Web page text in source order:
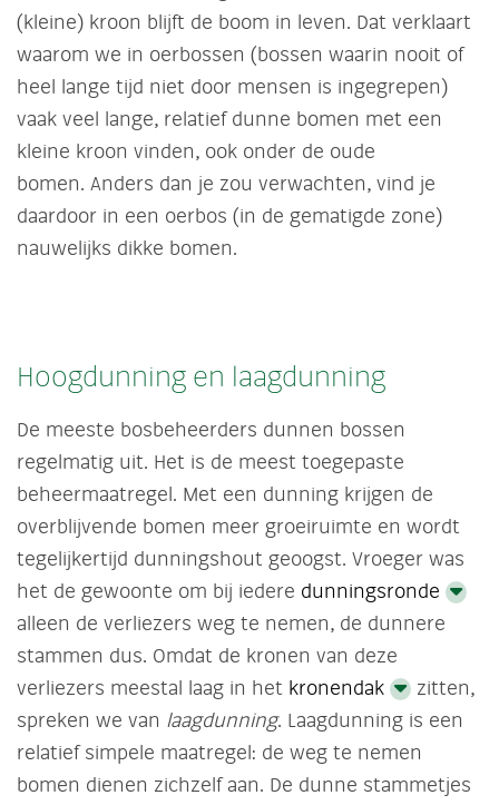
(kleine) kroon blijft de boom in leven. Dat verklaart
waarom we in oerbossen (bossen waarin nooit of
heel lange tijd niet door mensen is ingegrepen)
vaak veel lange, relatief dunne bomen met een
kleine kroon vinden, ook onder de oude
bomen. Anders dan je zou verwachten, vind je
daardoor in een oerbos (in de gematigde zone)
nauwelijks dikke bomen.
Hoogdunning en laagdunning
De meeste bosbeheerders dunnen bossen
regelmatig uit. Het is de meest toegepaste
beheermaatregel. Met een dunning krijgen de
overblijvende bomen meer groeiruimte en wordt
tegelijkertijd dunningshout geoogst. Vroeger was
het de gewoonte om bij iedere dunningsronde
alleen de verliezers weg te nemen, de dunnere
stammen dus. Omdat de kronen van deze
verliezers meestal laag in het kronendak
zitten,
spreken we van laagdunning. Laagdunning is een
relatief simpele maatregel: de weg te nemen
bomen dienen zichzelf aan. De dunne stammetjes